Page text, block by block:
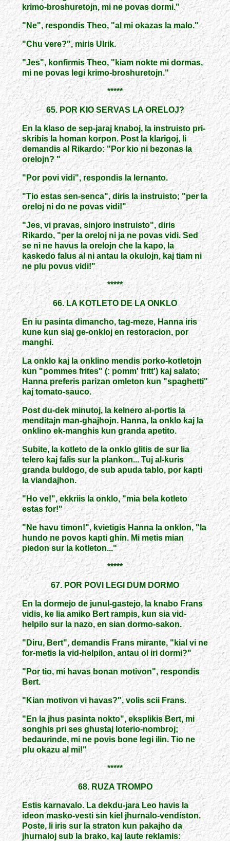
krimo-broshuretojn, mi ne povas dormi."
"Ne", respondis Theo, "al mi okazas la malo."
"Chu vere?", miris Ulrik.
"Jes", konfirmis Theo, "kiam nokte mi dormas,
mi ne povas legi krimo-broshuretojn."
*****
65. POR KIO SERVAS LA ORELOJ?
En la klaso de sep-jaraj knaboj, la instruisto pri-
skribis la homan korpon. Post la klarigoj, li
demandis al Rikardo: "Por kio ni bezonas la
orelojn? "
"Por povi vidi", respondis la lernanto.
"Tio estas sen-senca", diris la instruisto; "per la
oreloj ni do ne povas vidi!"
"Jes, vi pravas, sinjoro instruisto", diris
Rikardo, "per la oreloj ni ja ne povas vidi. Sed
se ni ne havus la orelojn che la kapo, la
kaskedo falus al ni antau la okulojn, kaj tiam ni
ne plu povus vidi!"
*****
66. LA KOTLETO DE LA ONKLO
En iu pasinta dimancho, tag-meze, Hanna iris
kune kun siaj ge-onkloj en restoracion, por
manghi.
La onklo kaj la onklino mendis porko-kotletojn
kun "pommes frites" (: pomm' fritt') kaj salato;
Hanna preferis parizan omleton kun "spaghetti"
kaj tomato-sauco.
Post du-dek minutoj, la kelnero al-portis la
menditajn man-ghajhojn. Hanna, la onklo kaj la
onklino ek-manghis kun granda apetito.
Subite, la kotleto de la onklo glitis de sur lia
telero kaj falis sur la plankon... Tuj al-kuris
granda buldogo, de sub apuda tablo, por kapti
la viandajhon.
"Ho ve!", ekkriis la onklo, "mia bela kotleto
estas for!"
"Ne havu timon!", kvietigis Hanna la onklon, "la
hundo ne povos kapti ghin. Mi metis mian
piedon sur la kotleton..."
*****
67. POR POVI LEGI DUM DORMO
En la dormejo de junul-gastejo, la knabo Frans
vidis, ke lia amiko Bert rampis, kun sia vid-
helpilo sur la nazo, en sian dormo-sakon.
"Diru, Bert", demandis Frans mirante, "kial vi ne
for-metis la vid-helpilon, antau ol iri dormi?"
"Por tio, mi havas bonan motivon", respondis
Bert.
"Kian motivon vi havas?", volis scii Frans.
"En la jhus pasinta nokto", eksplikis Bert, mi
songhis pri ses ghustaj loterio-nombroj;
bedaurinde, mi ne povis bone legi ilin. Tio ne
plu okazu al mi!"
*****
68. RUZA TROMPO
Estis karnavalo. La dekdu-jara Leo havis la
ideon masko-vesti sin kiel jhurnalo-vendiston.
Poste, li iris sur la straton kun pakajho da
jhurnaloj sub la brako, kaj laute reklamis: